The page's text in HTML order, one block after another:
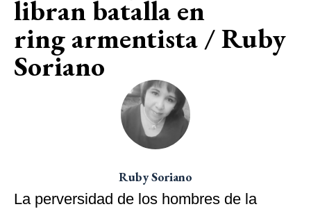
libran batalla en
ring armentista / Ruby
Soriano
Ruby Soriano
La perversidad de los hombres de la